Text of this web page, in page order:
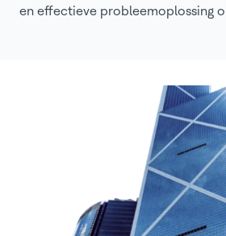
en effectieve probleemoplossing